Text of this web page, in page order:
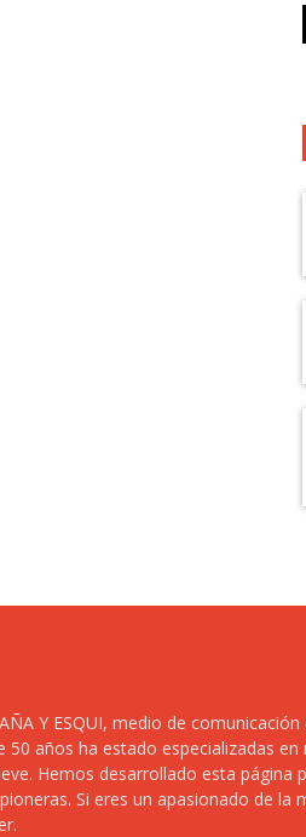
Y ESQUI, medio de
50 años ha estado especializadas
Hemos desarrollado esta página
Si eres un apasionado de la